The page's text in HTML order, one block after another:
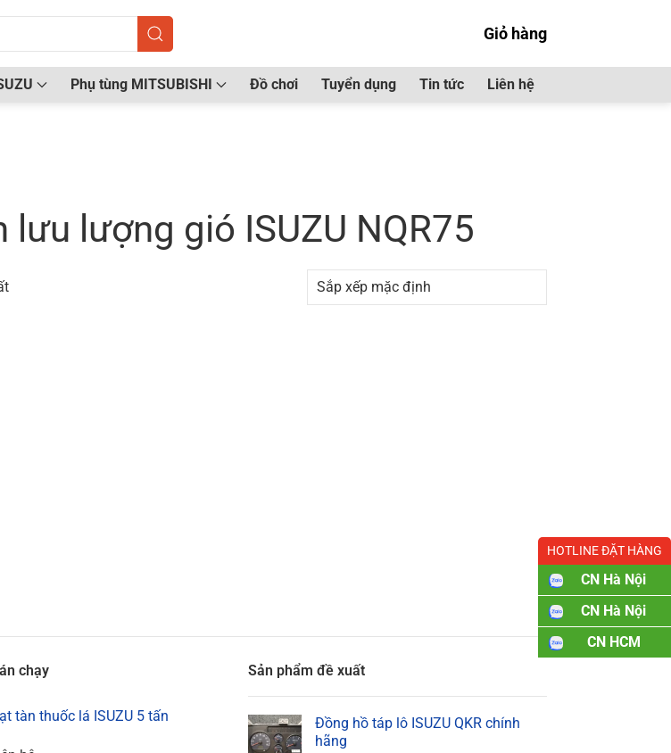
Giỏ hàng
Phụ tùng MITSUBISHI Đồ chơi Tuyển dụng Tin tức Liên hệ
lưu lượng gió ISUZU NQR75
chạy
tàn thuốc lá ISUZU 5 tấn
Sản phẩm đề xuất
Đồng hồ táp lô ISUZU QKR chính
hãng
HOTLINE ĐẶT HÀNG
CN Hà Nội
CN Hà Nội
CN HCM